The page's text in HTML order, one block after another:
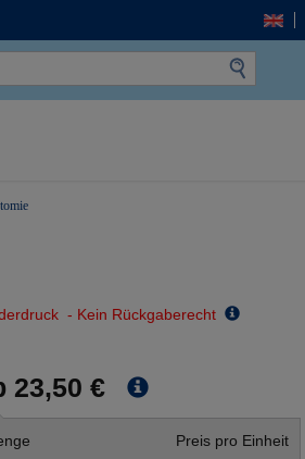
- Kein Rückgaberecht
23,50 €
Preis pro Einheit